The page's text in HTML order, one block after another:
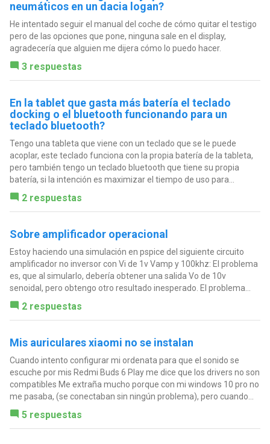
neumáticos en un dacia logan?
He intentado seguir el manual del coche de cómo quitar el testigo
pero de las opciones que pone, ninguna sale en el display,
agradecería que alguien me dijera cómo lo puedo hacer.
3 respuestas
En la tablet que gasta más batería el teclado
docking o el bluetooth funcionando para un
teclado bluetooth?
Tengo una tableta que viene con un teclado que se le puede
acoplar, este teclado funciona con la propia batería de la tableta,
pero también tengo un teclado bluetooth que tiene su propia
batería, si la intención es maximizar el tiempo de uso para...
2 respuestas
Sobre amplificador operacional
Estoy haciendo una simulación en pspice del siguiente circuito
amplificador no inversor con Vi de 1v Vamp y 100khz: El problema
es, que al simularlo, debería obtener una salida Vo de 10v
senoidal, pero obtengo otro resultado inesperado. El problema...
2 respuestas
Mis auriculares xiaomi no se instalan
Cuando intento configurar mi ordenata para que el sonido se
escuche por mis Redmi Buds 6 Play me dice que los drivers no son
compatibles Me extraña mucho porque con mi windows 10 pro no
me pasaba, (se conectaban sin ningún problema), pero cuando...
5 respuestas